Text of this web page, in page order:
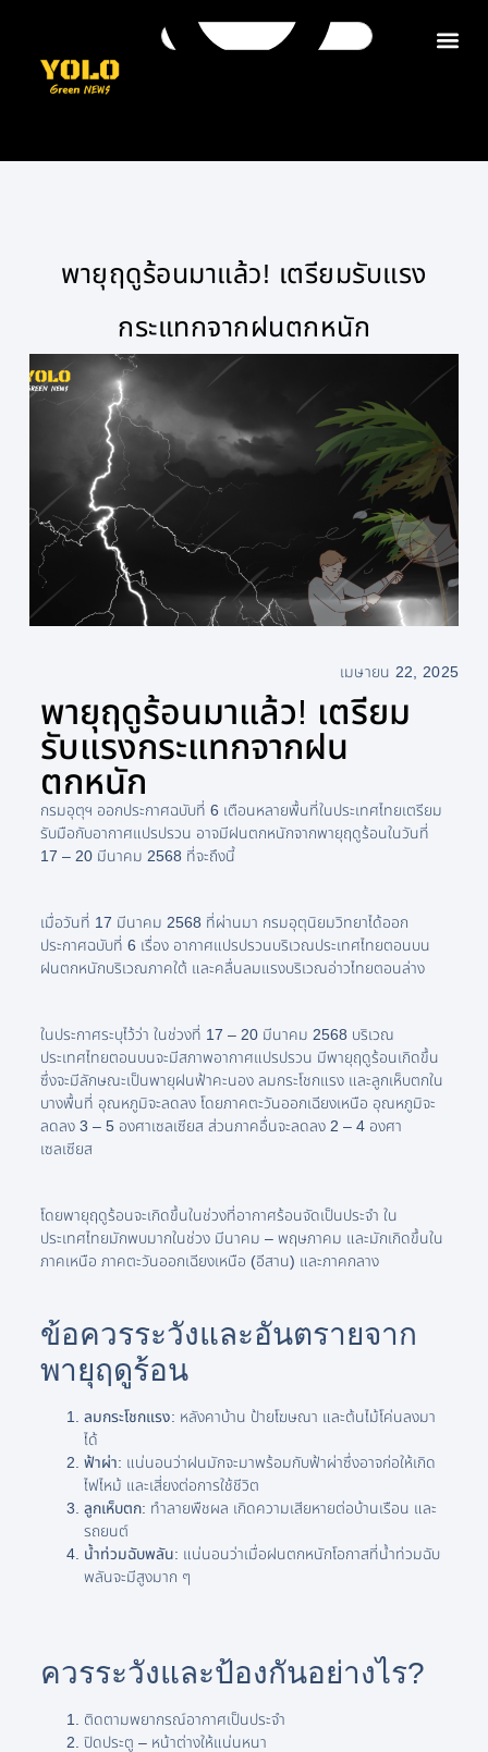
พายุฤดูร้อนมาแล้ว! เตรียมรับแรง
กระแทกจากฝนตกหนัก
เมษายน 22, 2025
พายุฤดูร้อนมาแล้ว! เตรียม
รับแรงกระแทกจากฝน
ตกหนัก
กรมอุตุฯ ออกประกาศฉบับที่ 6 เตือนหลายพื้นที่ในประเทศไทยเตรียม
รับมือกับอากาศแปรปรวน อาจมีฝนตกหนักจากพายุฤดูร้อนในวันที่
17 – 20 มีนาคม 2568 ที่จะถึงนี้
เมื่อวันที่ 17 มีนาคม 2568 ที่ผ่านมา กรมอุตุนิยมวิทยาได้ออก
ประกาศฉบับที่ 6 เรื่อง อากาศแปรปรวนบริเวณประเทศไทยตอนบน
ฝนตกหนักบริเวณภาคใต้ และคลื่นลมแรงบริเวณอ่าวไทยตอนล่าง
ในประกาศระบุไว้ว่า ในช่วงที่ 17 – 20 มีนาคม 2568 บริเวณ
ประเทศไทยตอนบนจะมีสภาพอากาศแปรปรวน มีพายุฤดูร้อนเกิดขึ้น
ซึ่งจะมีลักษณะเป็นพายุฝนฟ้าคะนอง ลมกระโชกแรง และลูกเห็บตกใน
บางพื้นที่ อุณหภูมิจะลดลง โดยภาคตะวันออกเฉียงเหนือ อุณหภูมิจะ
ลดลง 3 – 5 องศาเซลเซียส ส่วนภาคอื่นจะลดลง 2 – 4 องศา
เซลเซียส
โดยพายุฤดูร้อนจะเกิดขึ้นในช่วงที่อากาศร้อนจัดเป็นประจำ ใน
ประเทศไทยมักพบมากในช่วง มีนาคม – พฤษภาคม และมักเกิดขึ้นใน
ภาคเหนือ ภาคตะวันออกเฉียงเหนือ (อีสาน) และภาคกลาง
ข้อควรระวังและอันตรายจาก
พายุฤดูร้อน
ลมกระโชกแรง: หลังคาบ้าน ป้ายโฆษณา และต้นไม้โค่นลงมา
ได้
ฟ้าผ่า: แน่นอนว่าฝนมักจะมาพร้อมกับฟ้าผ่าซึ่งอาจก่อให้เกิด
ไฟไหม้ และเสี่ยงต่อการใช้ชีวิต
ลูกเห็บตก: ทำลายพืชผล เกิดความเสียหายต่อบ้านเรือน และ
รถยนต์
น้ำท่วมฉับพลัน: แน่นอนว่าเมื่อฝนตกหนักโอกาสที่น้ำท่วมฉับ
พลันจะมีสูงมาก ๆ
ควรระวังและป้องกันอย่างไร?
ติดตามพยากรณ์อากาศเป็นประจำ
ปิดประตู – หน้าต่างให้แน่นหนา